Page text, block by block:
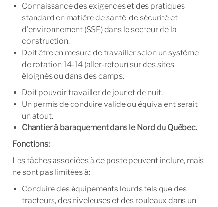
Connaissance des exigences et des pratiques
standard en matière de santé, de sécurité et
d'environnement (SSE) dans le secteur de la
construction.
Doit être en mesure de travailler selon un système
de rotation 14-14 (aller-retour)sur des sites
éloignés ou dans des camps.
Doit pouvoir travailler de jour et de nuit.
Un permis de conduire valide ou équivalent serait
un atout.
Chantier à baraquement dans le Nord du Québec.
Fonctions:
Les tâches associées à ce poste peuvent inclure, mais
ne sont pas limitées à:
Conduire des équipements lourds tels que des
tracteurs, des niveleuses et des rouleaux dans un